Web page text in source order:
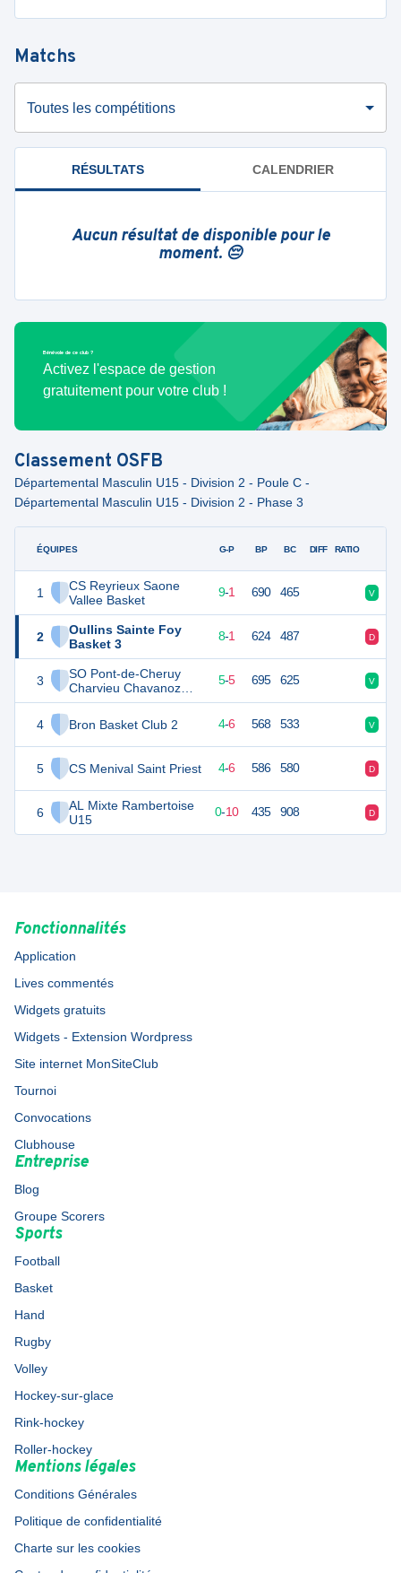
Matchs
Toutes les compétitions
RÉSULTATS CALENDRIER
Aucun résultat de disponible pour le
moment. 😔
Bénévole de ce club ?
Activez l'espace de gestion
gratuitement pour votre club !
Classement OSFB
Départemental Masculin U15 - Division 2 - Poule C -
Départemental Masculin U15 - Division 2 - Phase 3
ÉQUIPES
1
CS Reyrieux Saone
Vallee Basket
2
Oullins Sainte Foy
Basket 3
3
SO Pont-de-Cheruy
Charvieu Chavanoz
Basket
4
Bron Basket Club 2
5 CS Menival Saint Priest
6
AL Mixte Rambertoise
U15
G-P BP BC DIFF RATIO
19 9-1 690 465 V
17 8-1 624 487 D
15 5-5 695 625 V
14 4-6 568 533 V
14 10 4-6 586 580 D
10 10 0-10 435 908 D
Fonctionnalités
Application
Lives commentés
Widgets gratuits
Widgets - Extension Wordpress
Site internet MonSiteClub
Tournoi
Convocations
Clubhouse
Entreprise
Blog
Groupe Scorers
Sports
Football
Basket
Hand
Rugby
Volley
Hockey-sur-glace
Rink-hockey
Roller-hockey
Mentions légales
Conditions Générales
Politique de confidentialité
Charte sur les cookies